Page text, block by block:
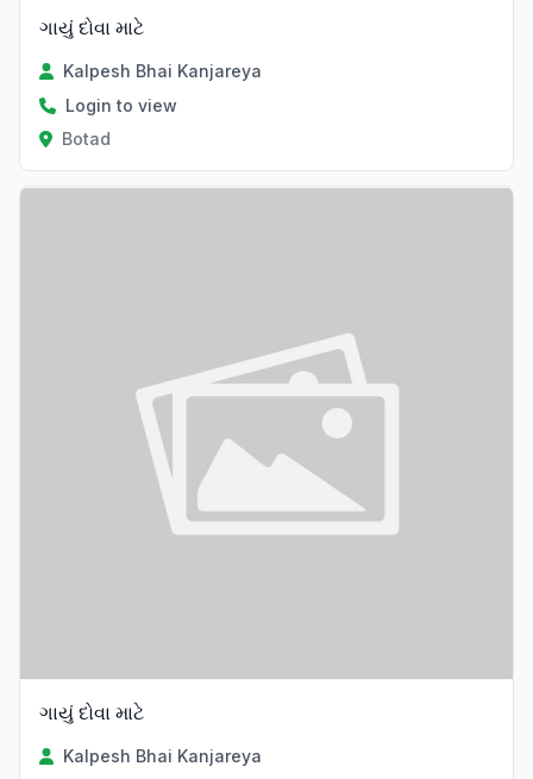
ગાયું દોવા માટે
Kalpesh Bhai Kanjareya
Login to view
Botad
ગાયું દોવા માટે
Kalpesh Bhai Kanjareya